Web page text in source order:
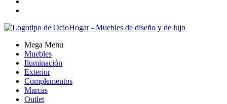
Mega Menu
Muebles
Iluminación
Exterior
Complementos
Marcas
Outlet